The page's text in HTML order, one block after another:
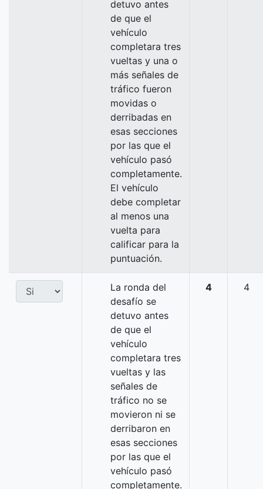
detuvo antes
de que el
vehículo
completara tres
vueltas y una o
más señales de
tráfico fueron
movidas o
derribadas en
esas secciones
por las que el
vehículo pasó
completamente.
El vehículo
debe completar
al menos una
vuelta para
calificar para la
puntuación.
La ronda del
desafío se
detuvo antes
de que el
vehículo
completara tres
vueltas y las
señales de
tráfico no se
movieron ni se
derribaron en
esas secciones
por las que el
vehículo pasó
completamente.
4 4